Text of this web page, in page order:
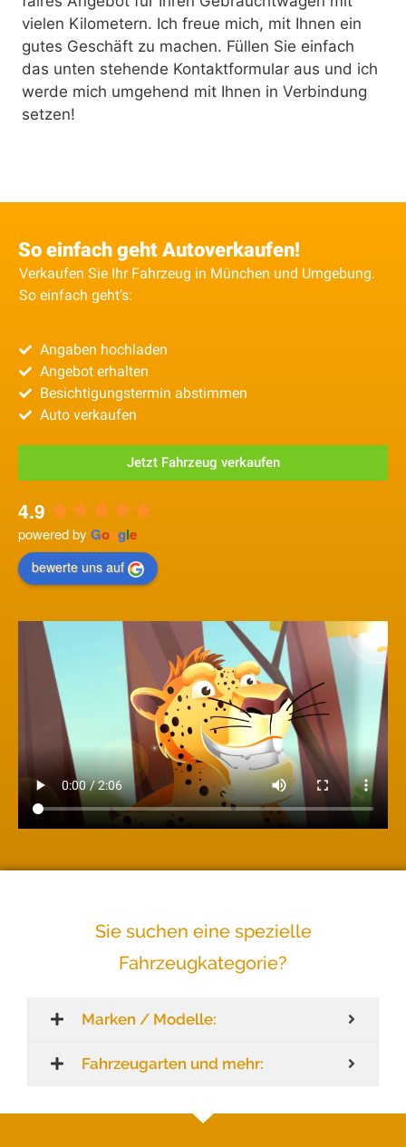
vielen Kilometern. Ich freue mich, mit Ihnen ein
gutes Geschäft zu machen. Füllen Sie einfach
das unten stehende Kontaktformular aus und ich
werde mich umgehend mit Ihnen in Verbindung
setzen!
So einfach geht Autoverkaufen!
Verkaufen Sie Ihr Fahrzeug in München und Umgebung.
So einfach geht’s:
Angaben hochladen
Angebot erhalten
Besichtigungstermin abstimmen
Auto verkaufen
Jetzt Fahrzeug verkaufen
4.9
powered by Google
bewerte uns auf
Sie suchen eine spezielle
Fahrzeugkategorie?
Marken / Modelle:
Fahrzeugarten und mehr: